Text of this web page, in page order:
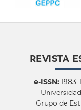
REVISTA
e-ISSN:1983-
Grupo de